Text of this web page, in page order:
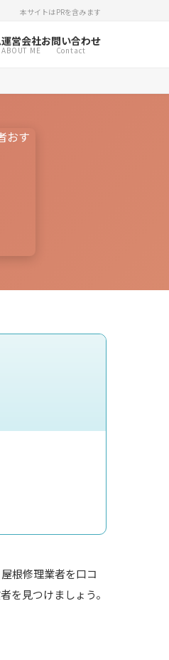
本サイトはPRを含みます
運営会社
ABOUT ME
お問い合わせ
Contact
根修理業者を口コ
を見つけましょう。